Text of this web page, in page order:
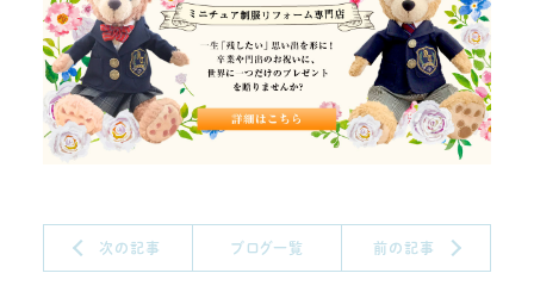
次の記事 前の記事
ブログ一覧